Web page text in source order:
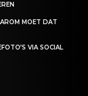
MOET DAT
VIA SOCIAL